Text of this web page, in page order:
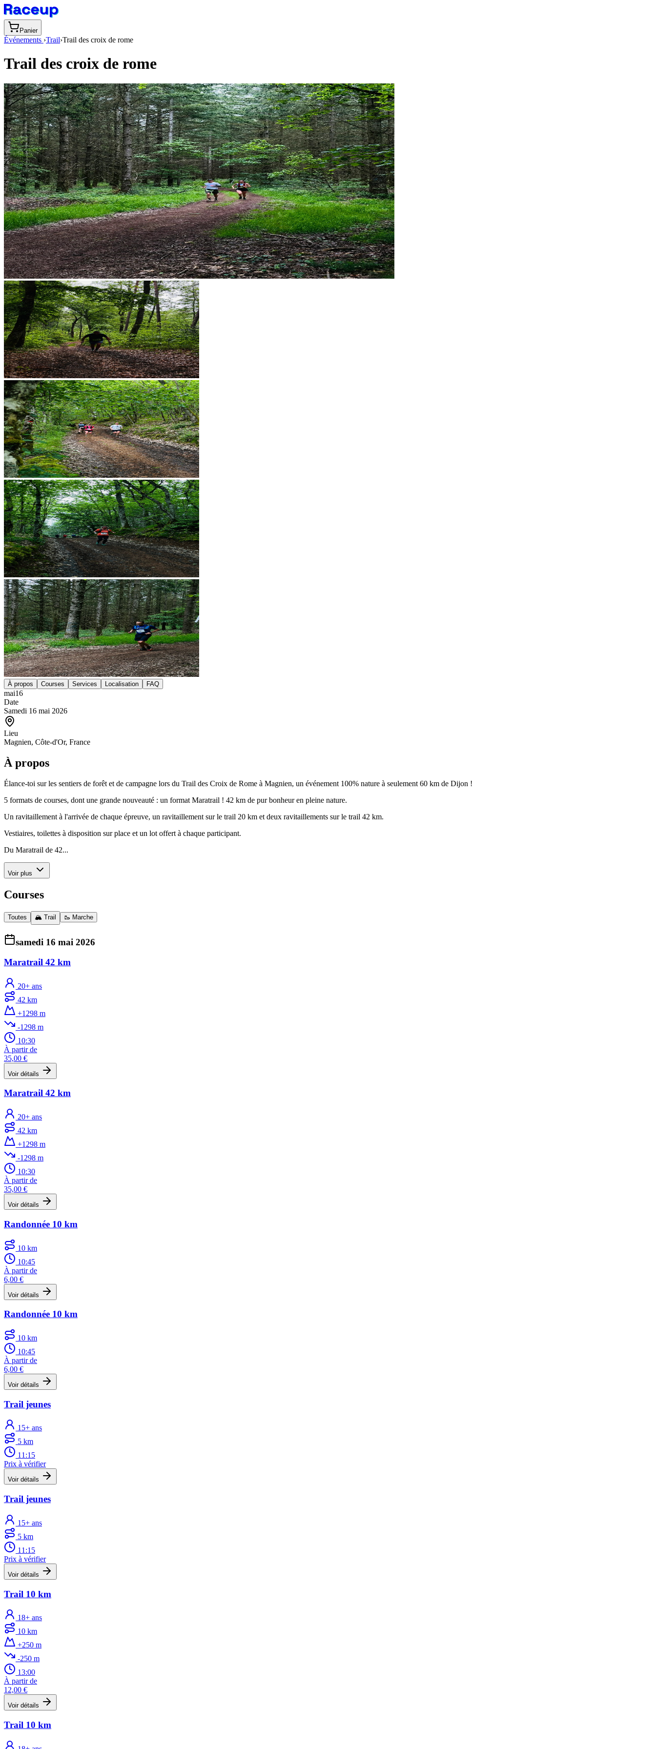
Panier
Événements ›Trail›Trail des croix de rome
Trail des croix de rome
À propos Courses Services Localisation FAQ
mai16
Date
Samedi 16 mai 2026
Lieu
Magnien, Côte-d'Or, France
À propos
Élance-toi sur les sentiers de forêt et de campagne lors du Trail des Croix de Rome à Magnien, un événement 100% nature à seulement 60 km de Dijon !
5 formats de courses, dont une grande nouveauté : un format Maratrail ! 42 km de pur bonheur en pleine nature.
Un ravitaillement à l'arrivée de chaque épreuve, un ravitaillement sur le trail 20 km et deux ravitaillements sur le trail 42 km.
Vestiaires, toilettes à disposition sur place et un lot offert à chaque participant.
Du Maratrail de 42...
Voir plus
Courses
Toutes 🏔️ Trail 🥾 Marche
samedi 16 mai 2026
Maratrail 42 km
20+ ans
42 km
+1298 m
-1298 m
10:30
À partir de
35,00 €
Voir détails
Maratrail 42 km
20+ ans
42 km
+1298 m
-1298 m
10:30
À partir de
35,00 €
Voir détails
Randonnée 10 km
10 km
10:45
À partir de
6,00 €
Voir détails
Randonnée 10 km
10 km
10:45
À partir de
6,00 €
Voir détails
Trail jeunes
15+ ans
5 km
11:15
Prix à vérifier
Voir détails
Trail jeunes
15+ ans
5 km
11:15
Prix à vérifier
Voir détails
Trail 10 km
18+ ans
10 km
+250 m
-250 m
13:00
À partir de
12,00 €
Voir détails
Trail 10 km